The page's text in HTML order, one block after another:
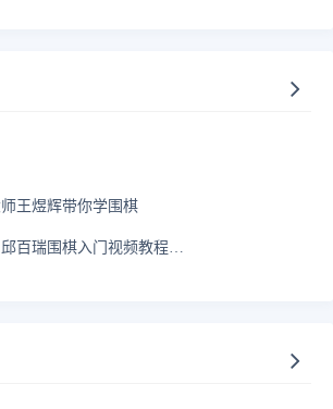
王煜辉带你学围棋
徐莹，曹志林，邱百瑞围棋入门视频教程合集